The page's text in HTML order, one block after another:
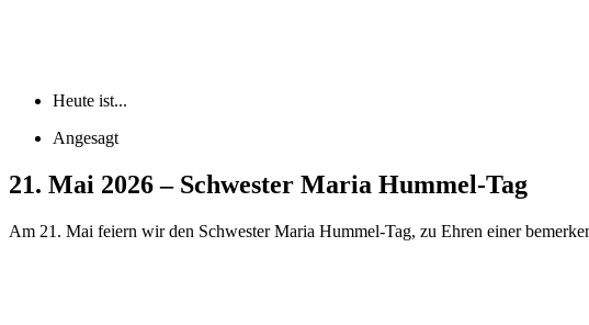
Heute ist...
Angesagt
21. Mai 2026 – Schwester Maria Hummel-Tag
Am 21. Mai feiern wir den Schwester Maria Hummel-Tag, zu Ehren einer